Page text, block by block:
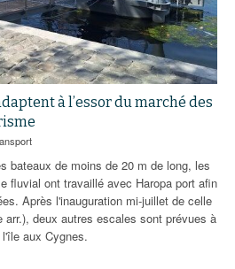
à l’essor du marché des
bateaux de moins de 20 m de long, les
fluvial ont travaillé avec Haropa port afin
Après l'inauguration mi-juillet de celle
arr.), deux autres escales sont prévues à
aux Cygnes.